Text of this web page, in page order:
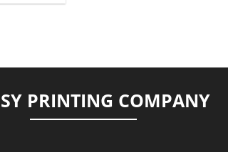
PRINTING COMPANY